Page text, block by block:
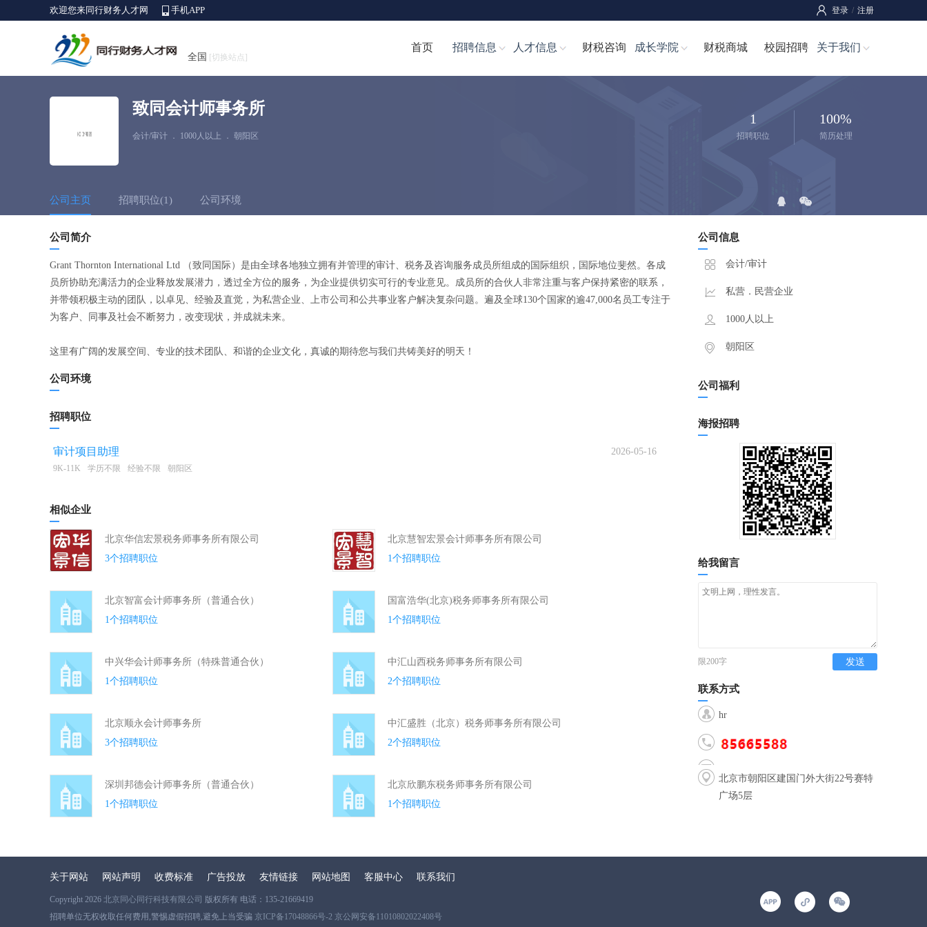
欢迎您来同行财务人才网 手机APP 登录 / 注册
全国 [切换站点]
首页 招聘信息 人才信息 财税咨询 成长学院 财税商城 校园招聘 关于我们
致同会计师事务所
会计/审计 ． 1000人以上 ． 朝阳区
1
招聘职位
100%
简历处理
公司主页 招聘职位(1) 公司环境
公司简介
Grant Thornton International Ltd （致同国际）是由全球各地独立拥有并管理的审计、税务及咨询服务成员所组成的国际组织，国际地位斐然。各成
员所协助充满活力的企业释放发展潜力，透过全方位的服务，为企业提供切实可行的专业意见。成员所的合伙人非常注重与客户保持紧密的联系，
并带领积极主动的团队，以卓见、经验及直觉，为私营企业、上市公司和公共事业客户解决复杂问题。遍及全球130个国家的逾47,000名员工专注于
为客户、同事及社会不断努力，改变现状，并成就未来。
这里有广阔的发展空间、专业的技术团队、和谐的企业文化，真诚的期待您与我们共铸美好的明天！
公司环境
招聘职位
审计项目助理 2026-05-16
9K-11K 学历不限 经验不限 朝阳区
相似企业
北京华信宏景税务师事务所有限公司
3个招聘职位
北京慧智宏景会计师事务所有限公司
1个招聘职位
北京智富会计师事务所（普通合伙）
1个招聘职位
国富浩华(北京)税务师事务所有限公司
1个招聘职位
中兴华会计师事务所（特殊普通合伙）
1个招聘职位
中汇山西税务师事务所有限公司
2个招聘职位
北京顺永会计师事务所
3个招聘职位
中汇盛胜（北京）税务师事务所有限公司
2个招聘职位
深圳邦德会计师事务所（普通合伙）
1个招聘职位
北京欣鹏东税务师事务所有限公司
1个招聘职位
公司信息
会计/审计
私营．民营企业
1000人以上
朝阳区
公司福利
海报招聘
给我留言
限200字 发送
联系方式
hr
北京市朝阳区建国门外大街22号赛特
广场5层
关于网站 网站声明 收费标准 广告投放 友情链接 网站地图 客服中心 联系我们
Copyright 2026 北京同心同行科技有限公司 版权所有 电话：135-21669419
招聘单位无权收取任何费用,警惕虚假招聘,避免上当受骗 京ICP备17048866号-2 京公网安备11010802022408号